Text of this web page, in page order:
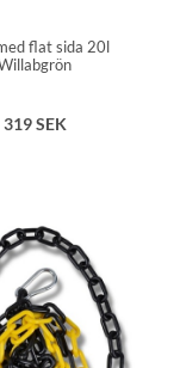
flat sida 20l
319 SEK